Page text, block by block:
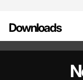
Downloads